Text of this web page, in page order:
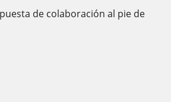
de colaboración al pie de